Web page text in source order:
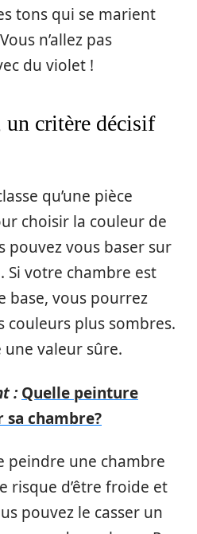
tons qui se marient
n’allez pas
du violet !
critère décisif
qu’une pièce
choisir la couleur de
pouvez vous baser sur
Si votre chambre est
base, vous pourrez
couleurs plus sombres.
une valeur sûre.
: Quelle peinture
chambre?
peindre une chambre
risque d’être froide et
pouvez le casser un